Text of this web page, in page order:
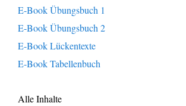
E-Book Übungsbuch 1
E-Book Übungsbuch 2
E-Book Lückentexte
E-Book Tabellenbuch
Alle Inhalte